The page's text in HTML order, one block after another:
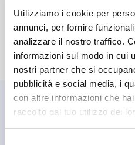
Utilizziamo i cookie per
annunci, per fornire
analizzare il nostro traffico.
informazioni sul modo in cui
nostri partner che si
pubblicità e social media, i
con altre informazioni che
raccolto dal tuo utilizzo dei
lì, in pochi istanti.
🤝 Attività che
scelto